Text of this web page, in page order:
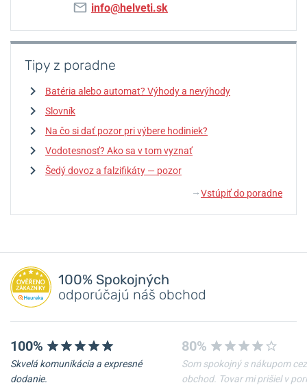
info@helveti.sk
Tipy z poradne
Batéria alebo automat? Výhody a nevýhody
Slovník
Na čo si dať pozor pri výbere hodiniek?
Vodotesnosť? Ako sa v tom vyznať
Šedý dovoz a falzifikáty — pozor
↓ Vstúpiť do poradne
100% Spokojných
odporúčajú náš obchod
100%
Skvelá komunikácia a expresné
dodanie.
80%
Som spokojný s nákupom cez
obchod. Tovar mi prišiel v